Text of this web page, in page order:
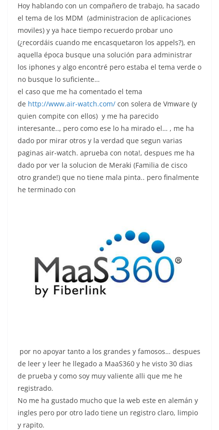
Hoy hablando con un compañero de trabajo, ha sacado
el tema de los MDM (administracion de aplicaciones
moviles) y ya hace tiempo recuerdo probar uno
(¿recordáis cuando me encasquetaron los appels?), en
aquella época busque una solución para administrar
los iphones y algo encontré pero estaba el tema verde o
no busque lo suficiente…
el caso que me ha comentado el tema
de http://www.air-watch.com/ con solera de Vmware (y
quien compite con ellos) y me ha parecido
interesante.., pero como ese lo ha mirado el… , me ha
dado por mirar otros y la verdad que segun varias
paginas air-watch. aprueba con nota!, despues me ha
dado por ver la solucion de Meraki (Familia de cisco
otro grande!) que no tiene mala pinta.. pero finalmente
he terminado con
por no apoyar tanto a los grandes y famosos… despues
de leer y leer he llegado a MaaS360 y he visto 30 dias
de prueba y como soy muy valiente alli que me he
registrado.
No me ha gustado mucho que la web este en alemán y
ingles pero por otro lado tiene un registro claro, limpio
y rapito.